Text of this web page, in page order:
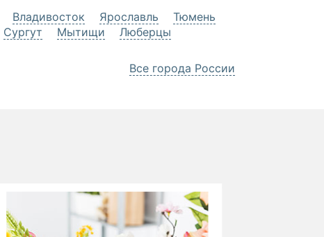
Владивосток Ярославль
Тюмень
Сургут Мытищи
Люберцы
Все города России